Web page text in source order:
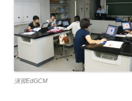
演習EdGCM